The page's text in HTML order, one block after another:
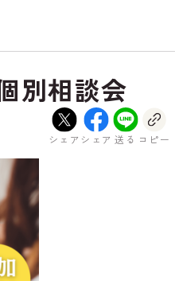
別相談会
シェア シェア 送る コピー